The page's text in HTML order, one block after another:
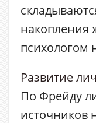
накопления
психологом
Развитие
По Фрейду
источников